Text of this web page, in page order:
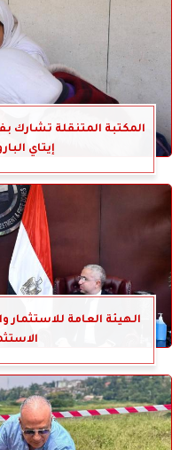
المكتبة المتنقلة تشارك
إيتاي
الهيئة العامة للاستثمار